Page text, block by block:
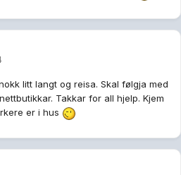
litt langt og reisa. Skal følgja med
Takkar for all hjelp. Kjem
er i hus